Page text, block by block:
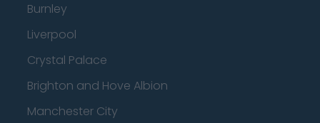
Burnley
Liverpool
Crystal Palace
Brighton and Hove Albion
Manchester City